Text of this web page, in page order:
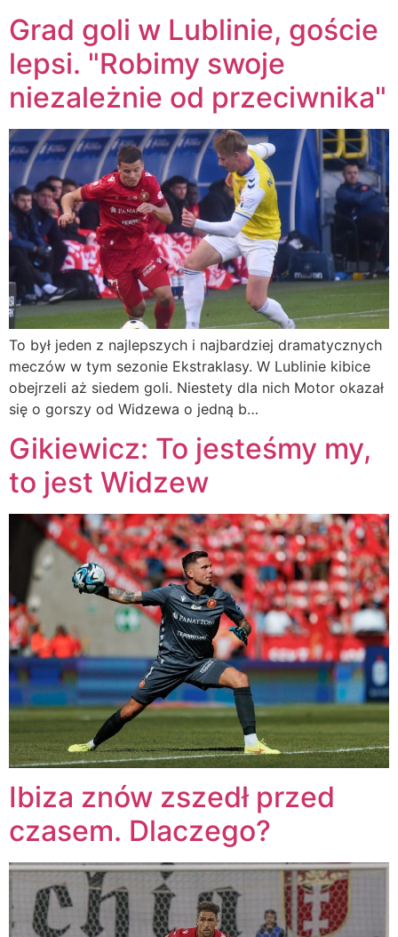
Grad goli w Lublinie, goście
lepsi. "Robimy swoje
niezależnie od przeciwnika"
To był jeden z najlepszych i najbardziej dramatycznych
meczów w tym sezonie Ekstraklasy. W Lublinie kibice
obejrzeli aż siedem goli. Niestety dla nich Motor okazał
się o gorszy od Widzewa o jedną b…
Gikiewicz: To jesteśmy my,
to jest Widzew
Ibiza znów zszedł przed
czasem. Dlaczego?